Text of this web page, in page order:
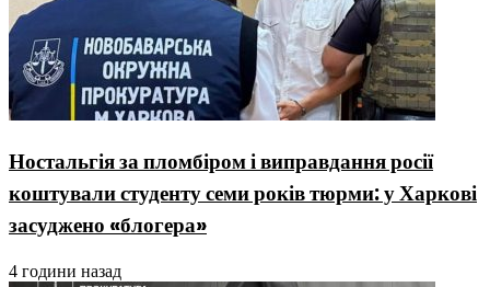
Ностальгія за пломбіром і виправдання росії
коштували студенту семи років тюрми: у Харкові
засуджено «блогера»
4 години назад